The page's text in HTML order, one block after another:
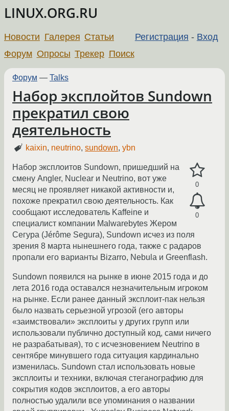
LINUX.ORG.RU
Регистрация - Вход
Новости Галерея Статьи
Форум Опросы Трекер Поиск
Форум — Talks
Набор эксплойтов Sundown
прекратил свою
деятельность
kaixin, neutrino,sundown,ybn
0
0
Набор эксплоитов Sundown, пришедший на
смену Angler, Nuclear и Neutrino, вот уже
месяц не проявляет никакой активности и,
похоже прекратил свою деятельность. Как
сообщают исследователь Kaffeine и
специалист компании Malwarebytes Жером
Сегура (Jérôme Segura), Sundown исчез из поля
зрения 8 марта нынешнего года, также с радаров
пропали его варианты Bizarro, Nebula и Greenflash.
Sundown появился на рынке в июне 2015 года и до
лета 2016 года оставался незначительным игроком
на рынке. Если ранее данный эксплоит-пак нельзя
было назвать серьезной угрозой (его авторы
«заимствовали» эксплоиты у других групп или
использовали публично доступный код, сами ничего
не разрабатывая), то с исчезновением Neutrino в
сентябре минувшего года ситуация кардинально
изменилась. Sundown стал использовать новые
эксплоиты и техники, включая стеганографию для
сокрытия кодов эксплоитов, а его авторы
полностью удалили все упоминания о названии